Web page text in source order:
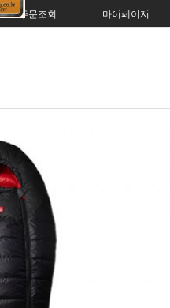
주문조회 마이페이지